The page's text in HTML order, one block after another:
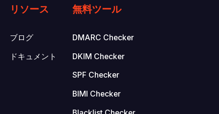
リソース
ブログ
ドキュメント
無料ツール
DMARC Checker
DKIM Checker
SPF Checker
BIMI Checker